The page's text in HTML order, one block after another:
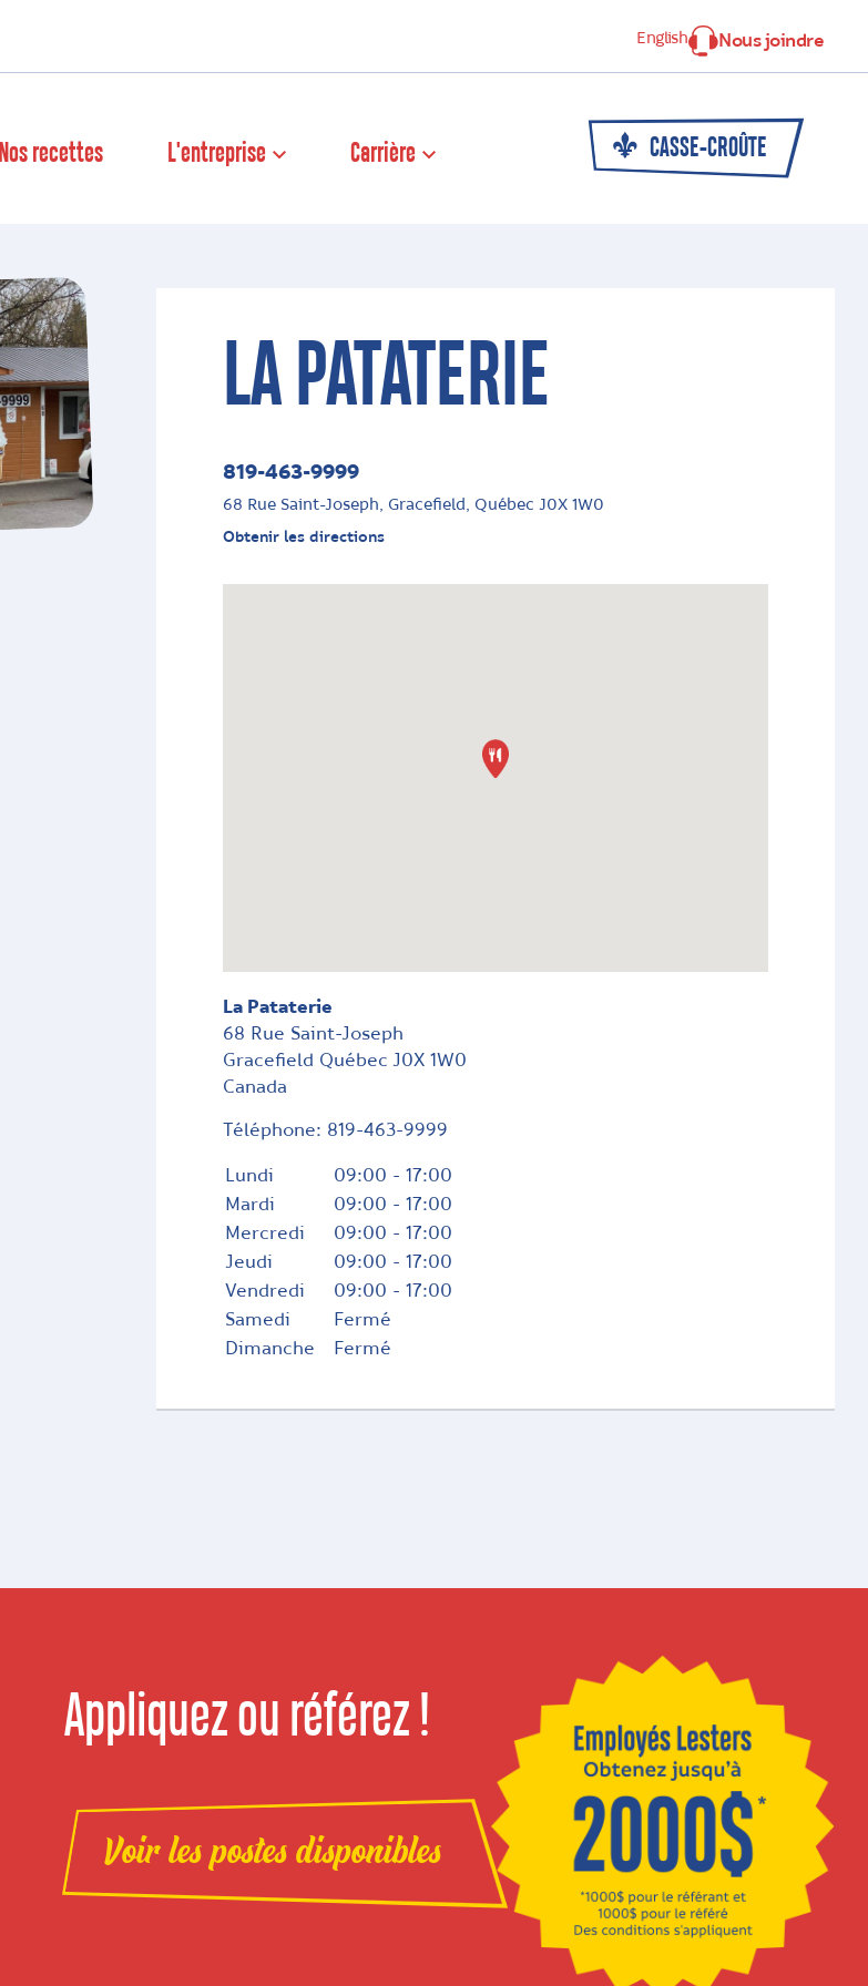
English Nous joindre
Nos recettes L'entreprise Carrière CASSE-CROÛTE
LA PATATERIE
819-463-9999
68 Rue Saint-Joseph, Gracefield, Québec J0X 1W0
Obtenir les directions
La Pataterie
68 Rue Saint-Joseph
Gracefield Québec J0X 1W0
Canada
Téléphone: 819-463-9999
Lundi
09:00 - 17:00
Mardi
09:00 - 17:00
Mercredi
09:00 - 17:00
Jeudi
09:00 - 17:00
Vendredi
09:00 - 17:00
Samedi
Fermé
Dimanche
Fermé
Appliquez ou référez !
Voir les postes disponibles